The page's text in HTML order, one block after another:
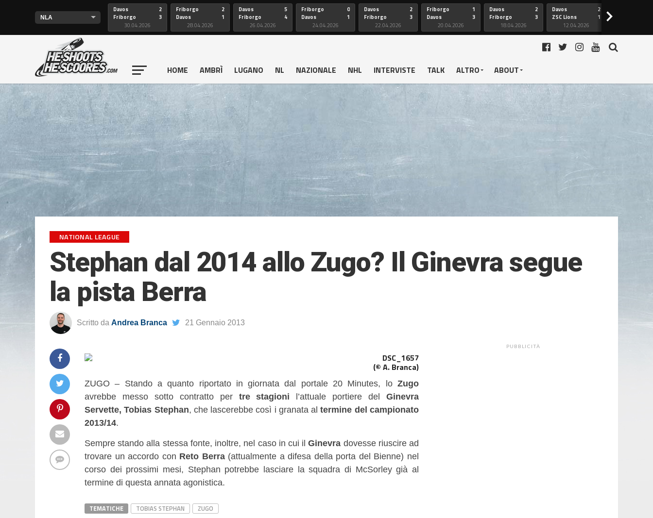
Davos
Friborgo
2
3
30.04.2026
Friborgo
Davos
2
1
28.04.2026
Davos
Friborgo
5
4
26.04.2026
Friborgo
Davos
0
1
24.04.2026
Davos
Friborgo
2
3
22.04.2026
Friborgo
Davos
1
3
20.04.2026
Davos
Friborgo
2
3
18.04.2026
Davos
ZSC Lions
2
1
12.04.2026
>
HOME AMBRÌ LUGANO NL NAZIONALE NHL INTERVISTE TALK ALTRO ABOUT
NATIONAL LEAGUE
Stephan dal 2014 allo Zugo? Il Ginevra segue
la pista Berra
Scritto da Andrea Branca 21 Gennaio 2013
(© A. Branca)
ZUGO – Stando a quanto riportato in giornata dal portale 20 Minutes, lo Zugo
avrebbe messo sotto contratto per tre stagioni l’attuale portiere delGinevra
Servette, Tobias Stephan, che lascerebbe così i granata altermine del campionato
2013/14.
Sempre stando alla stessa fonte, inoltre, nel caso in cui ilGinevra dovesse riuscire ad
trovare un accordo con Reto Berra(attualmente a difesa della porta del Bienne) nel
corso dei prossimi mesi, Stephan potrebbe lasciare la squadra di McSorley già al
termine di questa annata agonistica.
TEMATICHE TOBIAS STEPHAN ZUGO
PUBBLICITÀ